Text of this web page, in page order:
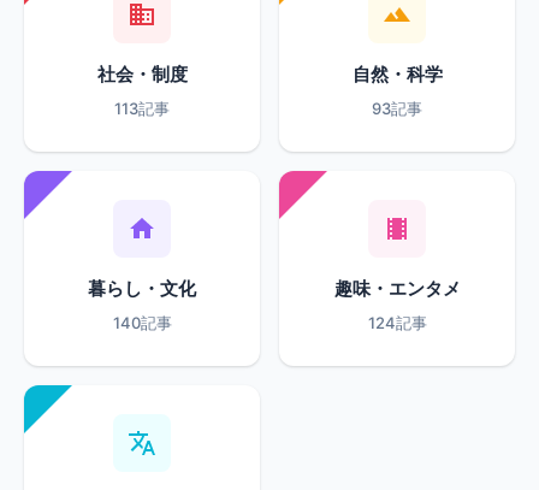
社会・制度
113記事
自然・科学
93記事
暮らし・文化
140記事
趣味・エンタメ
124記事